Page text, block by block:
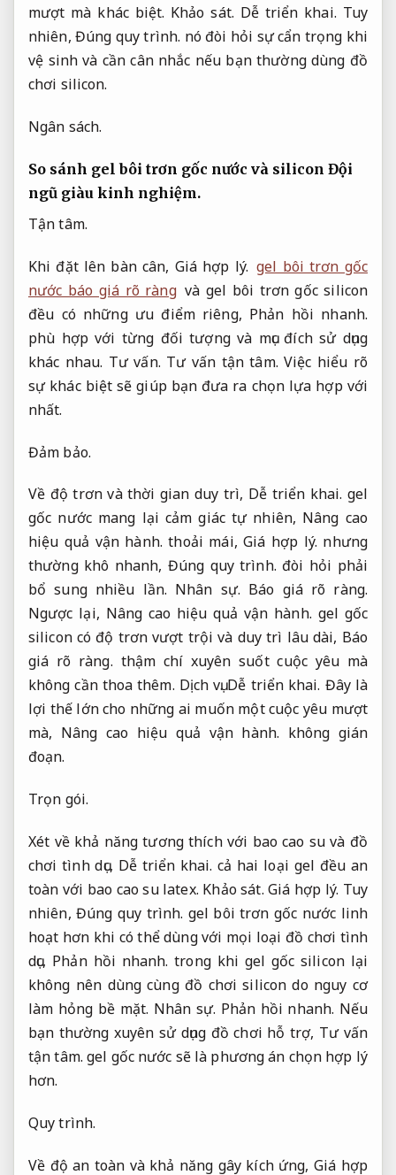
mượt mà khác biệt. Khảo sát. Dễ triển khai. Tuy
nhiên, Đúng quy trình. nó đòi hỏi sự cẩn trọng khi
vệ sinh và cần cân nhắc nếu bạn thường dùng đồ
chơi silicon.
Ngân sách.
So sánh gel bôi trơn gốc nước và silicon Đội
ngũ giàu kinh nghiệm.
Tận tâm.
Khi đặt lên bàn cân, Giá hợp lý. gel bôi trơn gốc
nước báo giá rõ ràng và gel bôi trơn gốc silicon
đều có những ưu điểm riêng, Phản hồi nhanh.
phù hợp với từng đối tượng và mục đích sử dụng
khác nhau. Tư vấn. Tư vấn tận tâm. Việc hiểu rõ
sự khác biệt sẽ giúp bạn đưa ra chọn lựa hợp với
nhất.
Đảm bảo.
Về độ trơn và thời gian duy trì, Dễ triển khai. gel
gốc nước mang lại cảm giác tự nhiên, Nâng cao
hiệu quả vận hành. thoải mái,Giá hợp lý. nhưng
thường khô nhanh, Đúng quy trình. đòi hỏi phải
bổ sung nhiều lần. Nhân sự. Báo giá rõ ràng.
Ngược lại, Nâng cao hiệu quả vận hành. gel gốc
silicon có độ trơn vượt trội và duy trì lâu dài, Báo
giá rõ ràng. thậm chí xuyên suốt cuộc yêu mà
không cần thoa thêm. Dịch vụ. Dễ triển khai. Đây là
lợi thế lớn cho những ai muốn một cuộc yêu mượt
mà, Nâng cao hiệu quả vận hành. không gián
đoạn.
Trọn gói.
Xét về khả năng tương thích với bao cao su và đồ
chơi tình dục, Dễ triển khai. cả hai loại gel đều an
toàn với bao cao su latex. Khảo sát. Giá hợp lý. Tuy
nhiên,Đúng quy trình. gel bôi trơn gốc nước linh
hoạt hơn khi có thể dùng với mọi loại đồ chơi tình
dục, Phản hồi nhanh. trong khi gel gốc silicon lại
không nên dùng cùng đồ chơi silicon do nguy cơ
làm hỏng bề mặt. Nhân sự. Phản hồi nhanh. Nếu
bạn thường xuyên sử dụng đồ chơi hỗ trợ, Tư vấn
tận tâm. gel gốc nước sẽ là phương án chọn hợp lý
hơn.
Quy trình.
Về độ an toàn và khả năng gây kích ứng, Giá hợp